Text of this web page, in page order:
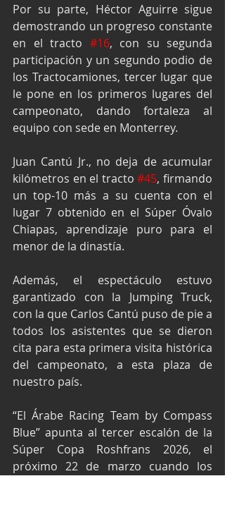
Por su parte, Héctor Aguirre sigue
demostrando un progreso constante
en el tracto #16, con su segunda
participación y un segundo podio de
los Tractocamiones, tercer lugar que
le pone en los primeros lugares del
campeonato, dando fortaleza al
equipo con sede en Monterrey.
Juan Cantú Jr., no deja de acumular
kilómetros en el tracto #45, firmando
un top-10 más a su cuenta con el
lugar 7 obtenido en el Súper Óvalo
Chiapas, aprendizaje puro para el
menor de la dinastía.
Además, el espectáculo estuvo
garantizado con la Jumping Truck,
con la que Carlos Cantú puso de pie a
todos los asistentes que se dieron
cita para esta primera visita histórica
del campeonato, a esta plaza de
nuestro país.
“El Árabe Racing Team by Compass
Blue” apunta al tercer escalón de la
Súper Copa Roshfrans 2026, el
próximo 22 de marzo cuando los